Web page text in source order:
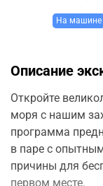
На машине
Описание
Откройте
моря с нашим
программа
в паре с
причины для
первом месте.